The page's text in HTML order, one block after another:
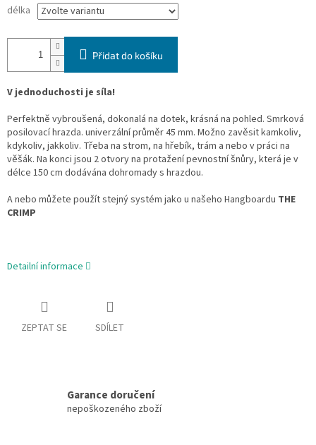
délka
Přidat do košíku
V jednoduchosti je síla!
Perfektně vybroušená, dokonalá na dotek, krásná na pohled. Smrková
posilovací hrazda. univerzální průměr 45 mm. Možno zavěsit kamkoliv,
kdykoliv, jakkoliv. Třeba na strom, na hřebík, trám a nebo v práci na
věšák. Na konci jsou 2 otvory na protažení pevnostní šnůry, která je v
délce 150 cm dodávána dohromady s hrazdou.
A nebo můžete použít stejný systém jako u našeho Hangboardu THE
CRIMP
Detailní informace
ZEPTAT SE SDÍLET
Garance doručení
nepoškozeného zboží